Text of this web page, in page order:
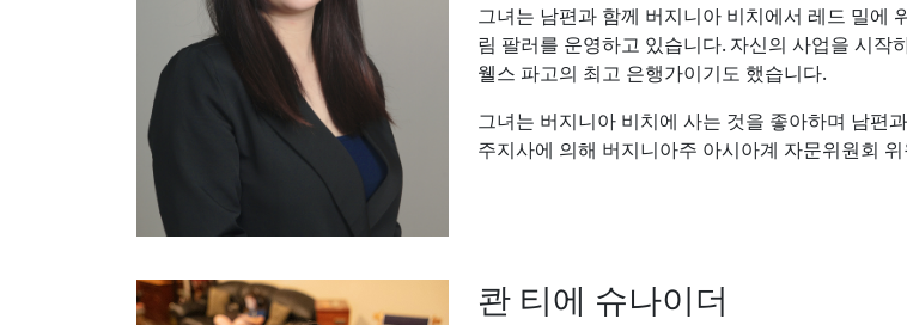
그녀는 남편과 함께 버지니아 비치에서 레드 밀에
림 팔러를 운영하고 있습니다. 자신의 사업을 시
웰스 파고의 최고 은행가이기도 했습니다.
그녀는 버지니아 비치에 사는 것을 좋아하며 남편
주지사에 의해 버지니아주 아시아계 자문위원회
콴 티에 슈나이더